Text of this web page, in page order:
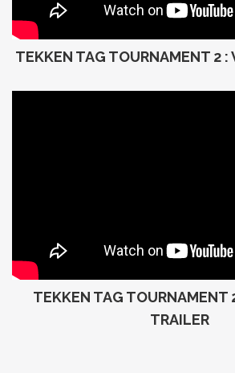
TEKKEN TAG TOURNAMENT 2 :
TEKKEN TAG TOURNAMENT
TRAILER